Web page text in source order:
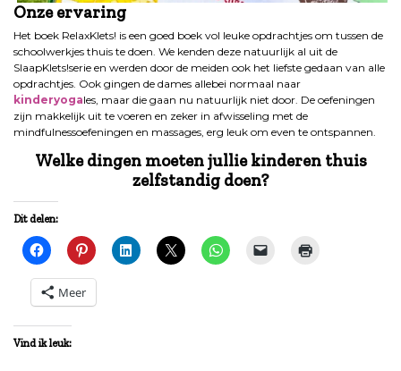
Onze ervaring
Het boek RelaxKlets! is een goed boek vol leuke opdrachtjes om tussen de
schoolwerkjes thuis te doen. We kenden deze natuurlijk al uit de
SlaapKlets!serie en werden door de meiden ook het liefste gedaan van alle
opdrachtjes. Ook gingen de dames allebei normaal naar
kinderyogales, maar die gaan nu natuurlijk niet door. De oefeningen
zijn makkelijk uit te voeren en zeker in afwisseling met de
mindfulnessoefeningen en massages, erg leuk om even te ontspannen.
Welke dingen moeten jullie kinderen thuis
zelfstandig doen?
Dit delen:
Meer
Vind ik leuk: